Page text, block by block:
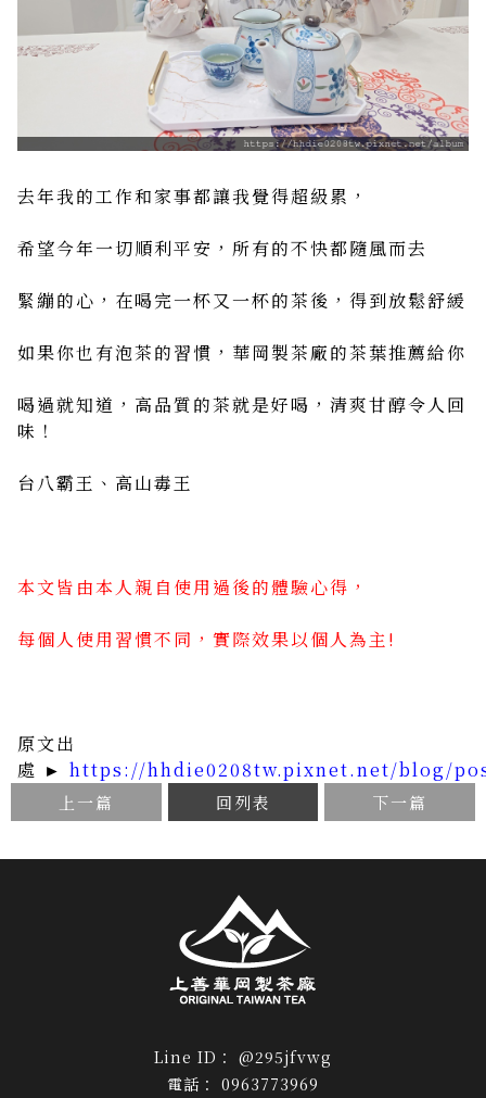
去年我的工作和家事都讓我覺得超級累，
希望今年一切順利平安，所有的不快都隨風而去
緊繃的心，在喝完一杯又一杯的茶後，得到放鬆舒緩
如果你也有泡茶的習慣，華岡製茶廠的茶葉推薦給你
喝過就知道，高品質的茶就是好喝，清爽甘醇令人回
味！
台八霸王、高山毒王
本文皆由本人親自使用過後的體驗心得，
每個人使用習慣不同，實際效果以個人為主!
原文出
處 ► https://hhdie0208tw.pixnet.net/blog/
上一篇 回列表 下一篇
@295jfvwg
0963773969